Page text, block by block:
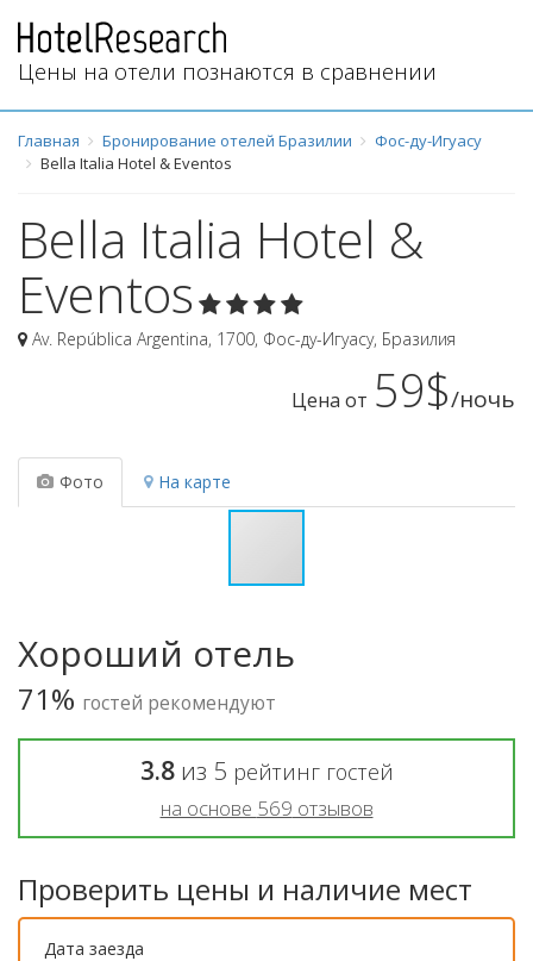
Цены на отели познаются в сравнении
Главная Бронирование отелей Бразилии
Фос-ду-Игуасу
Bella Italia Hotel & Eventos
Bella Italia Hotel &
Eventos
Av. República Argentina, 1700, Фос-ду-Игуасу, Бразилия
Цена от 59$/ночь
Фото На карте
Хороший отель
71% гостей рекомендуют
3.8из 5 рейтинг гостей
на основе 569 отзывов
Проверить цены и наличие мест
Дата заезда